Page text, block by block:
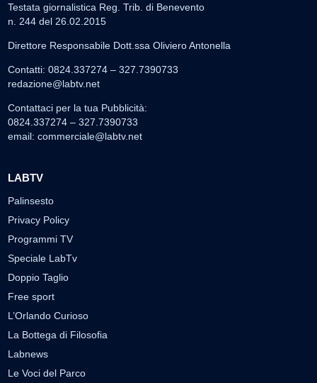
Testata giornalistica Reg. Trib. di Benevento
n. 244 del 26.02.2015
Direttore Responsabile Dott.ssa Oliviero Antonella
Contatti: 0824.337274 – 327.7390733
redazione@labtv.net
Contattaci per la tua Pubblicità:
0824.337274 – 327.7390733
email: commerciale@labtv.net
LABTV
Palinsesto
Privacy Policy
Programmi TV
Speciale LabTv
Doppio Taglio
Free sport
L’Orlando Curioso
La Bottega di Filosofia
Labnews
Le Voci del Parco